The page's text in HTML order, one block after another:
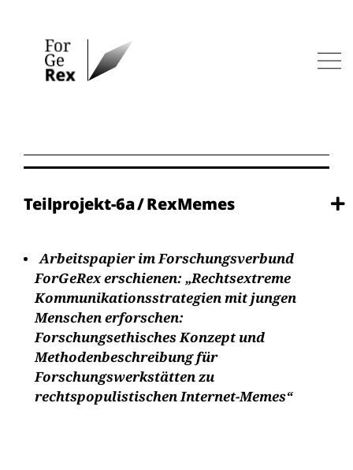
Teilprojekt-6a / RexMemes
Arbeitspapier im Forschungsverbund
ForGeRex erschienen: „Rechtsextreme
Kommunikationsstrategien mit jungen
Menschen erforschen:
Forschungsethisches Konzept und
Methodenbeschreibung für
Forschungswerkstätten zu
rechtspopulistischen Internet-Memes“